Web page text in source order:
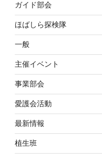
ガイド部会
ほばしら探検隊
一般
主催イベント
事業部会
愛護会活動
最新情報
植生班